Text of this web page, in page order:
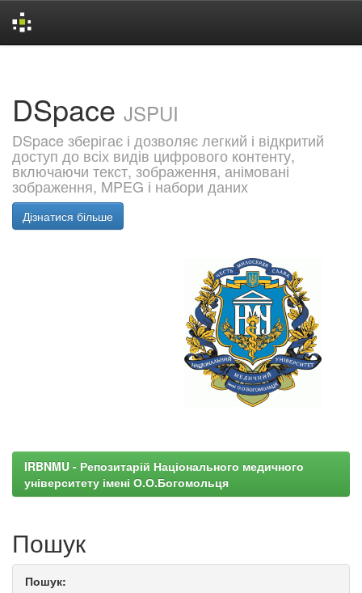
DSpace JSPUI
DSpace зберігає і дозволяє легкий і відкритий
доступ до всіх видів цифрового контенту,
включаючи текст, зображення, анімовані
зображення, MPEG і набори даних
Дізнатися більше
IRBNMU - Репозитарій Національного медичного
університету імені О.О.Богомольця
Пошук
Пошук: